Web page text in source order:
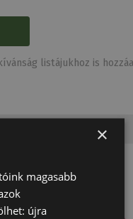
listájukhoz is
×
magasabb
újra